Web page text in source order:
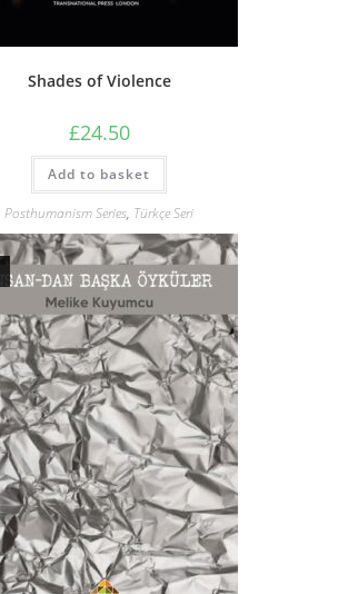
Shades of Violence
£24.50
Add to basket
Posthumanism Series, Türkçe Seri